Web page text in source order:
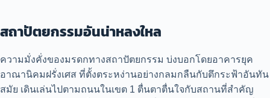
สถาปัตยกรรมอันน่าหลงใหล
ความมั่งคั่งของมรดกทางสถาปัตยกรรม บ่งบอกโดยอาคารยุค
อาณานิคมฝรั่งเศส ที่ตั้งตระหง่านอย่างกลมกลืนกับตึกระฟ้าอันทัน
สมัย เดินเล่นไปตามถนนในเขต 1 ตื่นตาตื่นใจกับสถานที่สำคัญ